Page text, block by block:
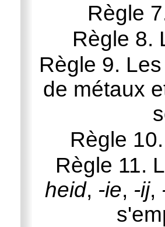
Règle
Règle 8.
Règle 9.
de métaux
Règle
Règle 11.
heid, -ie, -ij,